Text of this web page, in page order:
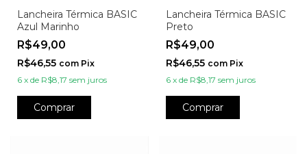
Lancheira Térmica BASIC
Azul Marinho
R$49,00
R$46,55 com Pix
6 x de R$8,17 sem juros
Comprar
Lancheira Térmica BASIC
Preto
R$49,00
R$46,55 com Pix
6 x de R$8,17 sem juros
Comprar